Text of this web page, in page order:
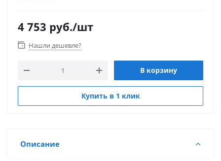
4 753 руб./шт
Нашли дешевле?
В корзину
Купить в 1 клик
Описание